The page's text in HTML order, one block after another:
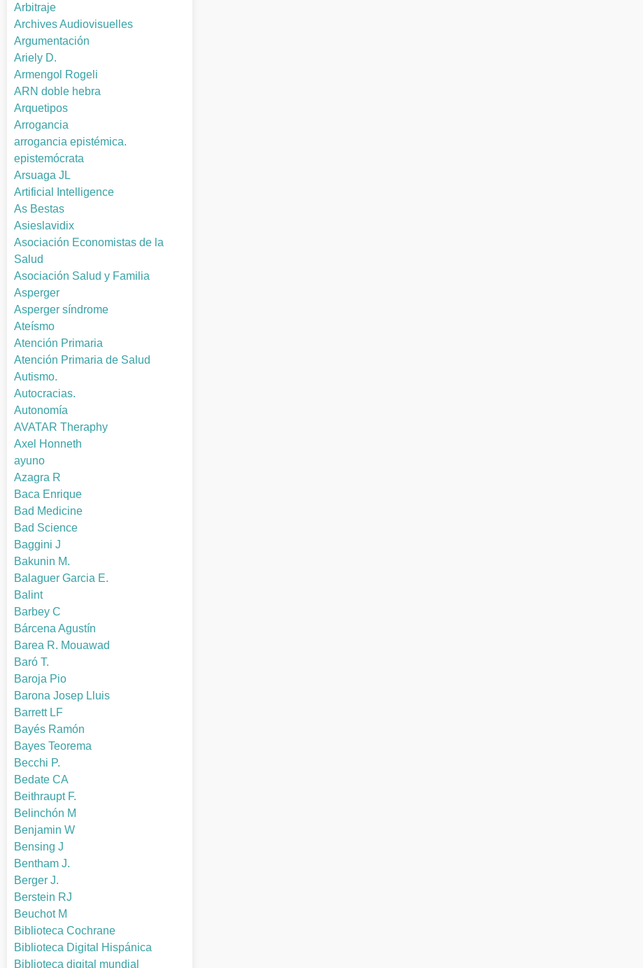
Arbitraje
Archives Audiovisuelles
Argumentación
Ariely D.
Armengol Rogeli
ARN doble hebra
Arquetipos
Arrogancia
arrogancia epistémica.
epistemócrata
Arsuaga JL
Artificial Intelligence
As Bestas
Asieslavidix
Asociación Economistas de la
Salud
Asociación Salud y Familia
Asperger
Asperger síndrome
Ateísmo
Atención Primaria
Atención Primaria de Salud
Autismo.
Autocracias.
Autonomía
AVATAR Theraphy
Axel Honneth
ayuno
Azagra R
Baca Enrique
Bad Medicine
Bad Science
Baggini J
Bakunin M.
Balaguer Garcia E.
Balint
Barbey C
Bárcena Agustín
Barea R. Mouawad
Baró T.
Baroja Pio
Barona Josep Lluis
Barrett LF
Bayés Ramón
Bayes Teorema
Becchi P.
Bedate CA
Beithraupt F.
Belinchón M
Benjamin W
Bensing J
Bentham J.
Berger J.
Berstein RJ
Beuchot M
Biblioteca Cochrane
Biblioteca Digital Hispánica
Biblioteca digital mundial